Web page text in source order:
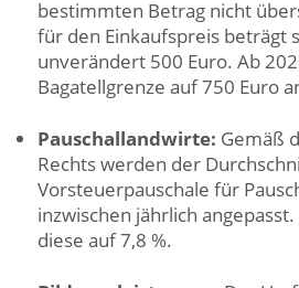
bestimmten Betrag nicht
für den Einkaufspreis beträgt
unverändert 500 Euro. Ab
Bagatellgrenze auf 750 Euro
Pauschallandwirte: Gemäß
Rechts werden der
Vorsteuerpauschale für
inzwischen jährlich
diese auf 7,8 %.